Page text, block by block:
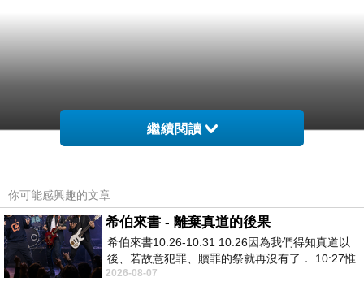
繼續閱讀
你可能感興趣的文章
希伯來書 - 離棄真道的後果
希伯來書10:26-10:31 10:26因為我們得知真道以
後、若故意犯罪、贖罪的祭就再沒有了． 10:27惟
有戰懼等候審判和那燒滅眾敵人的烈火
2026-08-07